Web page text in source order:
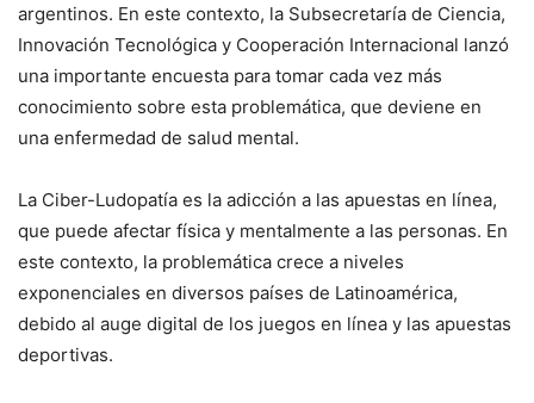
argentinos. En este contexto, la Subsecretaría de Ciencia,
Innovación Tecnológica y Cooperación Internacional lanzó
una importante encuesta para tomar cada vez más
conocimiento sobre esta problemática, que deviene en
una enfermedad de salud mental.
La Ciber-Ludopatía es la adicción a las apuestas en línea,
que puede afectar física y mentalmente a las personas. En
este contexto, la problemática crece a niveles
exponenciales en diversos países de Latinoamérica,
debido al auge digital de los juegos en línea y las apuestas
deportivas.